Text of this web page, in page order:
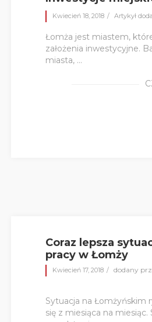
Kwiecień 18, 2018 Artykył
Łomża jest miastem,
założenia inwestycyjne.
miasta, ...
Coraz lepsza
pracy w Łomży
Kwiecień 17, 2018 dodany
Sytuacja na Łomżyńskim
się z miesiąca na miesiąc.